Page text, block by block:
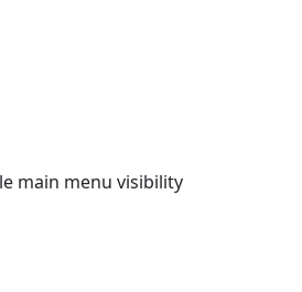
main menu visibility